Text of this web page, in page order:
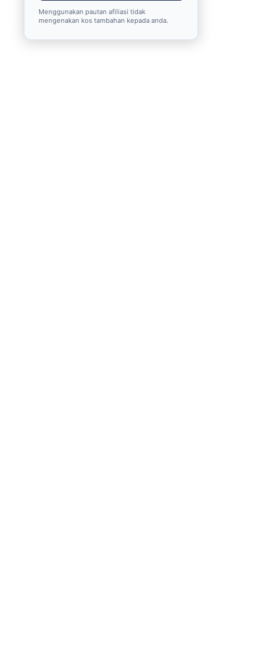
Menggunakan pautan afiliasi tidak
mengenakan kos tambahan kepada anda.